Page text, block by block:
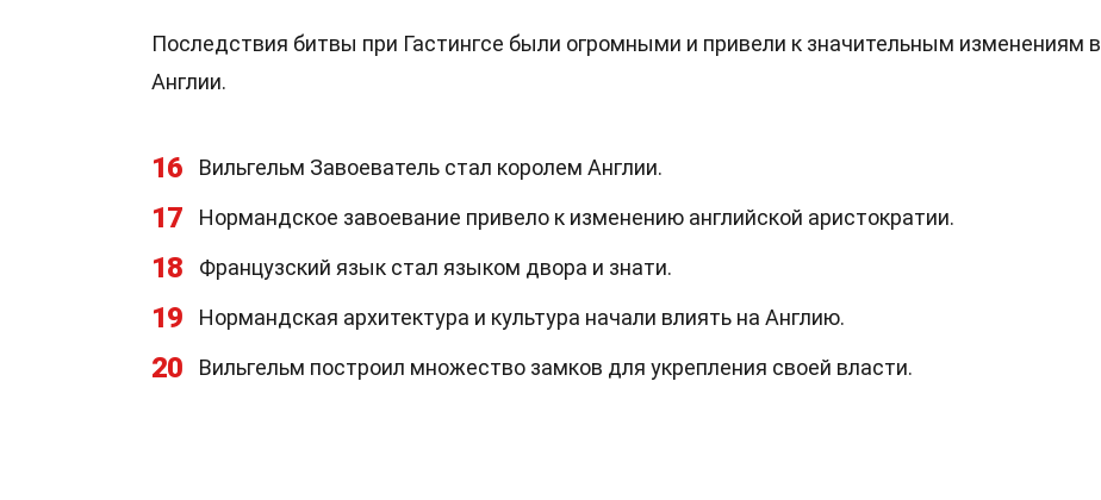
Последствия битвы при Гастингсе были огромными и привели к значительным изменениям в
Англии.
16 Вильгельм Завоеватель стал королем Англии.
17 Нормандское завоевание привело к изменению английской аристократии.
18 Французский язык стал языком двора и знати.
19 Нормандская архитектура и культура начали влиять на Англию.
20 Вильгельм построил множество замков для укрепления своей власти.